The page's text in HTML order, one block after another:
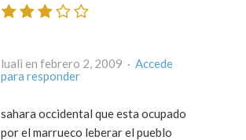
luali en febrero 2, 2009 · Accede
para responder
sahara occidental que esta ocupado
por el marrueco leberar el pueblo